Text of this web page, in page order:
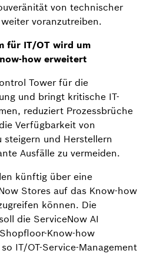
von technischer
voranzutreiben.
für IT/OT wird um
how erweitert
Tower für die
und bringt kritische IT-
reduziert Prozessbrüche
Verfügbarkeit von
steigern und Herstellern
Ausfälle zu vermeiden.
künftig über eine
Stores auf das Know-how
können. Die
die ServiceNow AI
Know-how
IT/OT-Service-Management